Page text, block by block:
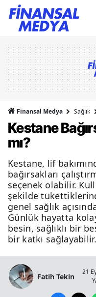
Finansal Medya Sağlık
Kestane
mı?
Kestane, lif
bağırsakları
seçenek olabilir.
şekilde
genel sağlık
Günlük hayatta
besin, sağlıklı bir
bir katkı sağlayabilir.
Fatih Tekin
21